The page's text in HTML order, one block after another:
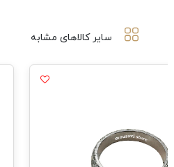
سایر کالاهای مشابه